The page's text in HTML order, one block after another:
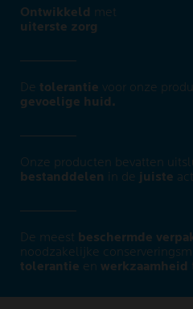
Ontwikkeld met
uiterste zorg​
De tolerantie voor onze
gevoelige huid.
Onze producten bevatten
bestanddelen
in de juiste
De meest beschermde
noodzakelijke
tolerantie en werkzaamheid